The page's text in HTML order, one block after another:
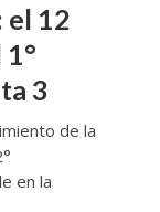
12
3
de la
en la